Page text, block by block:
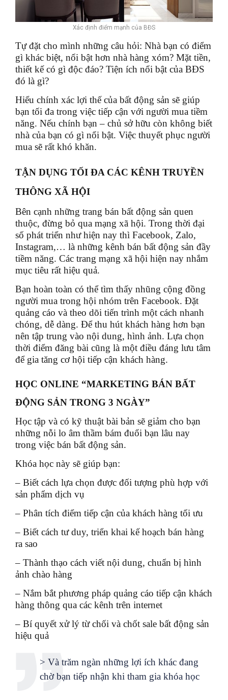
Xác định điểm mạnh của BĐS
Tự đặt cho mình những câu hỏi: Nhà bạn có điểm
gì khác biệt, nổi bật hơn nhà hàng xóm? Mặt tiền,
thiết kế có gì độc đáo? Tiện ích nổi bật của BĐS
đó là gì?
Hiểu chính xác lợi thế của bất động sản sẽ giúp
bạn tối đa trong việc tiếp cận với người mua tiềm
năng. Nếu chính bạn – chủ sở hữu còn không biết
nhà của bạn có gì nổi bật. Việc thuyết phục người
mua sẽ rất khó khăn.
TẬN DỤNG TỐI ĐA CÁC KÊNH TRUYỀN
THÔNG XÃ HỘI
Bên cạnh những trang bán bất động sản quen
thuộc, đừng bỏ qua mạng xã hội. Trong thời đại
số phát triển như hiện nay thì Facebook, Zalo,
Instagram,… là những kênh bán bất động sản đầy
tiềm năng. Các trang mạng xã hội hiện nay nhắm
mục tiêu rất hiệu quả.
Bạn hoàn toàn có thể tìm thấy nhũng cộng đồng
người mua trong hội nhóm trên Facebook. Đặt
quảng cáo và theo dõi tiến trình một cách nhanh
chóng, dễ dàng. Để thu hút khách hàng hơn bạn
nên tập trung vào nội dung, hình ảnh. Lựa chọn
thời điểm đăng bài cũng là một điều đáng lưu tâm
để gia tăng cơ hội tiếp cận khách hàng.
HỌC ONLINE “MARKETING BÁN BẤT
ĐỘNG SẢN TRONG 3 NGÀY”
Học tập và có kỹ thuật bài bản sẽ giảm cho bạn
những nỗi lo âm thầm bám đuổi bạn lâu nay
trong việc bán bất động sản.
Khóa học này sẽ giúp bạn:
– Biết cách lựa chọn được đối tượng phù hợp với
sản phẩm dịch vụ
– Phân tích điểm tiếp cận của khách hàng tối ưu
– Biết cách tư duy, triển khai kế hoạch bán hàng
ra sao
– Thành thạo cách viết nội dung, chuẩn bị hình
ảnh chào hàng
– Nắm bắt phương pháp quảng cáo tiếp cận khách
hàng thông qua các kênh trên internet
– Bí quyết xử lý từ chối và chốt sale bất động sản
hiệu quả
> Và trăm ngàn những lợi ích khác đang
chờ bạn tiếp nhận khi tham gia khóa học